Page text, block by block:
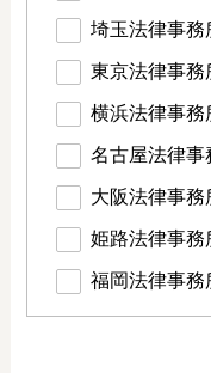
埼玉法律事務
東京法律事務
横浜法律事務
名古屋法律事
大阪法律事務
姫路法律事務
福岡法律事務